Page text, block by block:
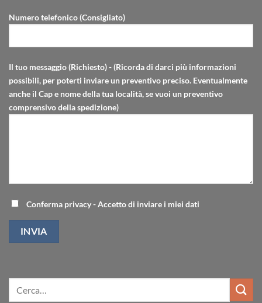
Numero telefonico (Consigliato)
Il tuo messaggio (Richiesto) - (Ricorda di darci più informazioni
possibili, per poterti inviare un preventivo preciso. Eventualmente
anche il Cap e nome della tua località, se vuoi un preventivo
comprensivo della spedizione)
Conferma privacy - Accetto di inviare i miei dati